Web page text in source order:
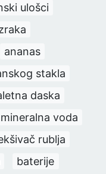
ulošci
ananas
stakla
daska
mineralna voda
rublja
baterije